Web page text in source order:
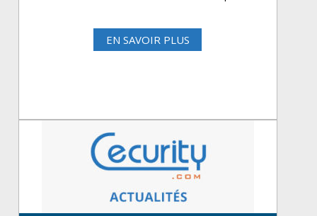
EN SAVOIR PLUS